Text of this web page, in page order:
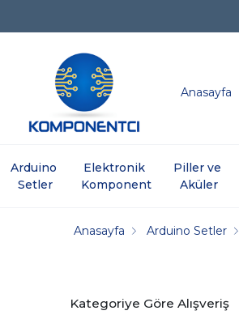
Anasayfa
Arduino
Setler
Elektronik
Komponent
Piller ve
Aküler
Anasayfa Arduino Setler
Kategoriye Göre Alışveriş